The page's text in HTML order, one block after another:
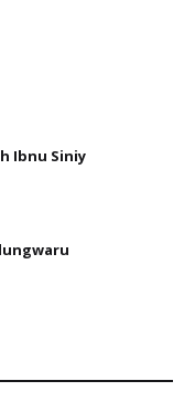
Ibnu Siniy